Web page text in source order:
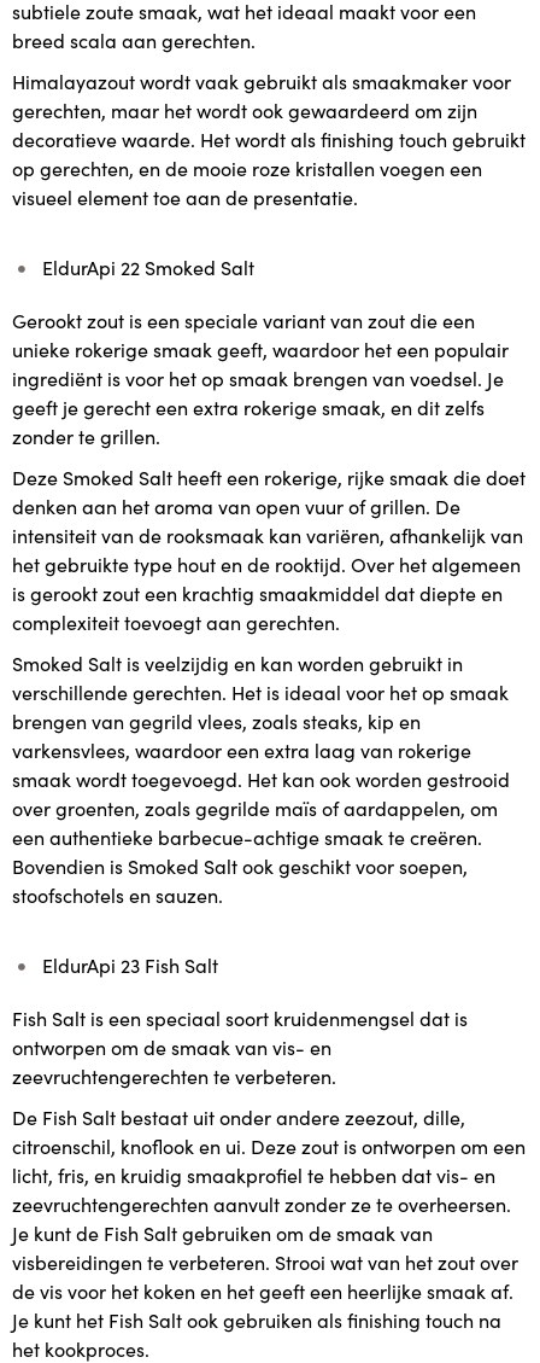
subtiele zoute smaak, wat het ideaal maakt voor een
breed scala aan gerechten.
Himalayazout wordt vaak gebruikt als smaakmaker voor
gerechten, maar het wordt ook gewaardeerd om zijn
decoratieve waarde. Het wordt als finishing touch gebruikt
op gerechten, en de mooie roze kristallen voegen een
visueel element toe aan de presentatie.
EldurApi 22 Smoked Salt
Gerookt zout is een speciale variant van zout die een
unieke rokerige smaak geeft, waardoor het een populair
ingrediënt is voor het op smaak brengen van voedsel. Je
geeft je gerecht een extra rokerige smaak, en dit zelfs
zonder te grillen.
Deze Smoked Salt heeft een rokerige, rijke smaak die doet
denken aan het aroma van open vuur of grillen. De
intensiteit van de rooksmaak kan variëren, afhankelijk van
het gebruikte type hout en de rooktijd. Over het algemeen
is gerookt zout een krachtig smaakmiddel dat diepte en
complexiteit toevoegt aan gerechten.
Smoked Salt is veelzijdig en kan worden gebruikt in
verschillende gerechten. Het is ideaal voor het op smaak
brengen van gegrild vlees, zoals steaks, kip en
varkensvlees, waardoor een extra laag van rokerige
smaak wordt toegevoegd. Het kan ook worden gestrooid
over groenten, zoals gegrilde maïs of aardappelen, om
een authentieke barbecue-achtige smaak te creëren.
Bovendien is Smoked Salt ook geschikt voor soepen,
stoofschotels en sauzen.
EldurApi 23 Fish Salt
Fish Salt is een speciaal soort kruidenmengsel dat is
ontworpen om de smaak van vis- en
zeevruchtengerechten te verbeteren.
De Fish Salt bestaat uit onder andere zeezout, dille,
citroenschil, knoflook en ui. Deze zout is ontworpen om een
licht, fris, en kruidig smaakprofiel te hebben dat vis- en
zeevruchtengerechten aanvult zonder ze te overheersen.
Je kunt de Fish Salt gebruiken om de smaak van
visbereidingen te verbeteren. Strooi wat van het zout over
de vis voor het koken en het geeft een heerlijke smaak af.
Je kunt het Fish Salt ook gebruiken als finishing touch na
het kookproces.